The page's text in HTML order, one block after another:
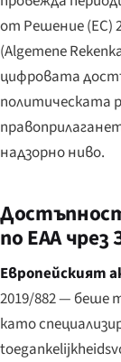
от Решение (ЕС)
(Algemene
цифровата
политическата
надзорно ниво.
по EAA чрез
Европейският
2019/882 — беше
като